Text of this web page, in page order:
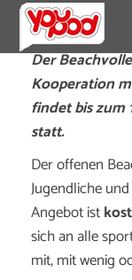
Der
Kooperation
findet bis zum
statt.
Der offenen
Jugendliche
Angebot ist
sich an alle
mit, mit wenig